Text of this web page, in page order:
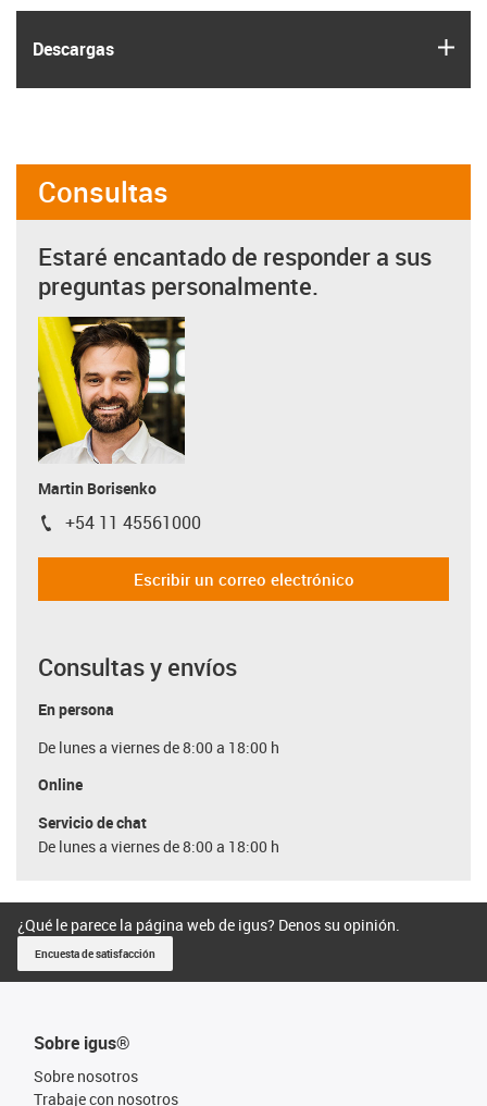
Descargas
Consultas
Estaré encantado de responder a sus
preguntas personalmente.
Martin Borisenko
igus-icon-phone
+54 11 45561000
Escribir un correo electrónico
Consultas y envíos
En persona
De lunes a viernes de 8:00 a 18:00 h
Online
Servicio de chat
De lunes a viernes de 8:00 a 18:00 h
¿Qué le parece la página web de igus? Denos su opinión.
Encuesta de satisfacción
Sobre igus®
Sobre nosotros
Trabaje con nosotros